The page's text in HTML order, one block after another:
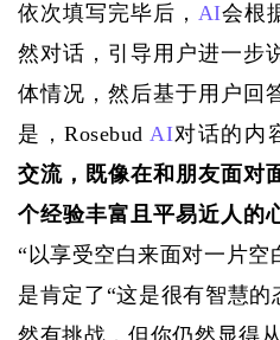
依次填写完毕后， AI会根
然对话，引导用户进一步
体情况，然后基于用户回
是，Rosebud AI对话的内
交流，既像在和朋友面对
个经验丰富且平易近人的
“以享受空白来面对一片空
是肯定了“这是很有智慧的